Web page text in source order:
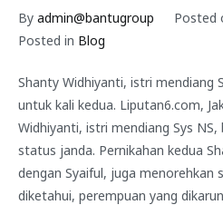
By admin@bantugroup Posted
Posted in Blog
Shanty Widhiyanti, istri mendiang
untuk kali kedua. Liputan6.com,
Widhiyanti, istri mendiang Sys
status janda. Pernikahan kedua
dengan Syaiful, juga menorehkan
diketahui, perempuan yang